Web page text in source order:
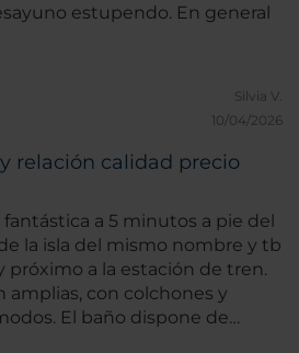
estupendo. En general
Silvia V.
10/04/2026
relación calidad precio
a 5 minutos a pie del
la isla del mismo nombre y tb
próximo a la estación de tren.
amplias, con colchones y
El baño dispone de
muy limpio y cómodo. El